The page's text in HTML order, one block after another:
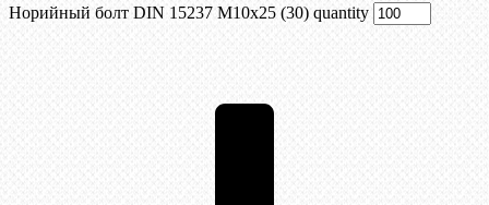
Норийный болт DIN 15237 М10х25 (30) quantity